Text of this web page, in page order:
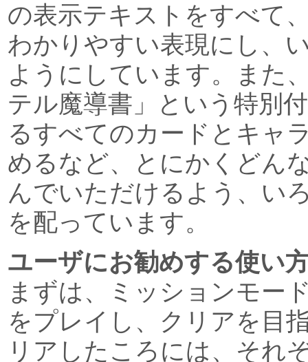
の表示テキストをすべて
わかりやすい表現にし、
ようにしています。また
テル魔導書」という特別
るすべてのカードとキャ
めるなど、とにかくどん
んでいただけるよう、い
を配っています。
ユーザにお勧めする使い
まずは、ミッションモー
をプレイし、クリアを目
リアしたころには、それ